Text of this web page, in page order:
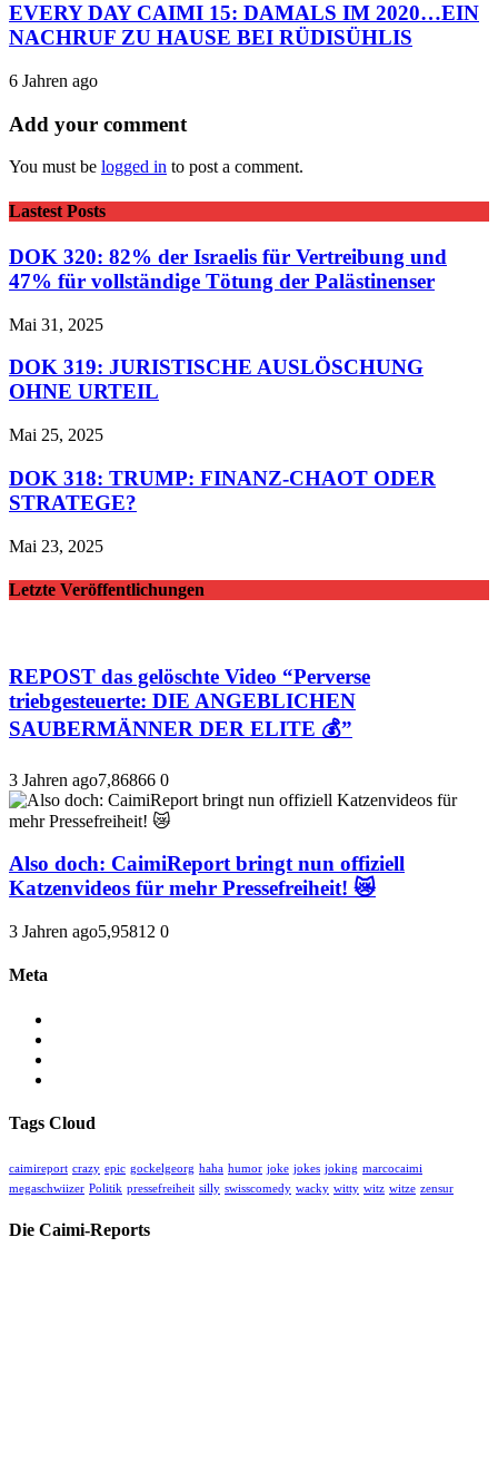
EVERY DAY CAIMI 15: DAMALS IM 2020…EIN
NACHRUF ZU HAUSE BEI RÜDISÜHLIS
6 Jahren ago
Add your comment
You must be logged in to post a comment.
Lastest Posts
DOK 320: 82% der Israelis für Vertreibung und
47% für vollständige Tötung der Palästinenser
Mai 31, 2025
DOK 319: JURISTISCHE AUSLÖSCHUNG
OHNE URTEIL
Mai 25, 2025
DOK 318: TRUMP: FINANZ-CHAOT ODER
STRATEGE?
Mai 23, 2025
Letzte Veröffentlichungen
REPOST das gelöschte Video “Perverse
triebgesteuerte: DIE ANGEBLICHEN
SAUBERMÄNNER DER ELITE 💰”
3 Jahren ago7,86866 0
Also doch: CaimiReport bringt nun offiziell
Katzenvideos für mehr Pressefreiheit! 😿
3 Jahren ago5,95812 0
Meta
Tags Cloud
caimireport crazy epic gockelgeorg haha humor joke jokes joking marcocaimi
megaschwiizer Politik pressefreiheit silly swisscomedy wacky witty witz witze zensur
Die Caimi-Reports